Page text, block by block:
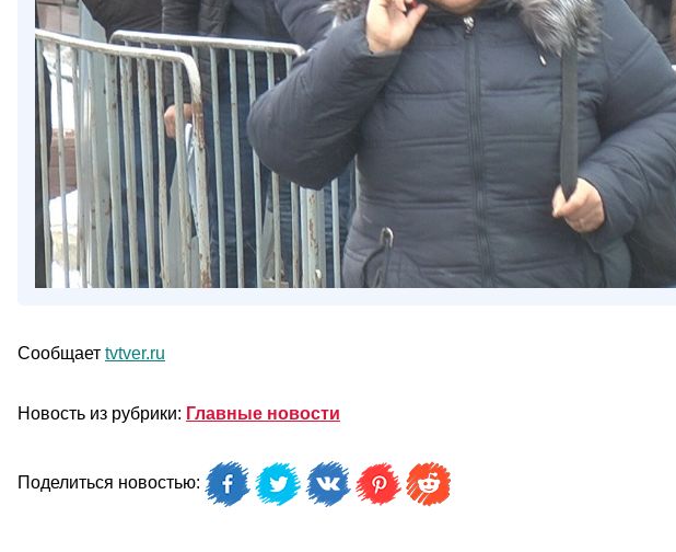
Сообщает tvtver.ru
Новость из рубрики: Главные новости
Поделиться новостью: